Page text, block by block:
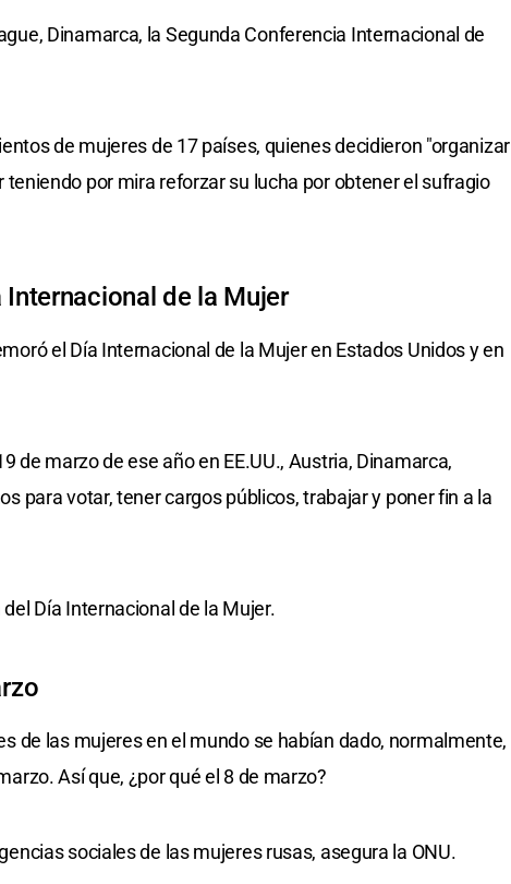
Dinamarca, la Segunda Conferencia Internacional de
de mujeres de 17 países, quienes decidieron "organizar
por mira reforzar su lucha por obtener el sufragio
de la Mujer
el Día Internacional de la Mujer en Estados Unidos y en
de marzo de ese año en EE.UU., Austria, Dinamarca,
para votar, tener cargos públicos, trabajar y poner fin a la
Día Internacional de la Mujer.
de las mujeres en el mundo se habían dado, normalmente,
Así que, ¿por qué el 8 de marzo?
sociales de las mujeres rusas, asegura la ONU.